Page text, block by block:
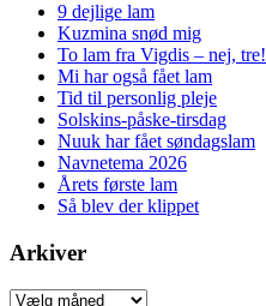
9 dejlige lam
Kuzmina snød mig
To lam fra Vigdis – nej, tre!
Mi har også fået lam
Tid til personlig pleje
Solskins-påske-tirsdag
Nuuk har fået søndagslam
Navnetema 2026
Årets første lam
Så blev der klippet
Arkiver
Arkiver